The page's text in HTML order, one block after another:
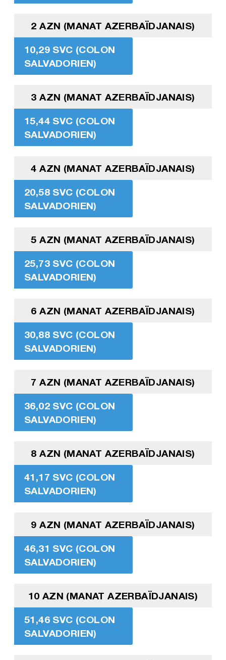
2 AZN (MANAT AZERBAÏDJANAIS)
10,29 SVC (COLON
SALVADORIEN)
3 AZN (MANAT AZERBAÏDJANAIS)
15,44 SVC (COLON
SALVADORIEN)
4 AZN (MANAT AZERBAÏDJANAIS)
20,58 SVC (COLON
SALVADORIEN)
5 AZN (MANAT AZERBAÏDJANAIS)
25,73 SVC (COLON
SALVADORIEN)
6 AZN (MANAT AZERBAÏDJANAIS)
30,88 SVC (COLON
SALVADORIEN)
7 AZN (MANAT AZERBAÏDJANAIS)
36,02 SVC (COLON
SALVADORIEN)
8 AZN (MANAT AZERBAÏDJANAIS)
41,17 SVC (COLON
SALVADORIEN)
9 AZN (MANAT AZERBAÏDJANAIS)
46,31 SVC (COLON
SALVADORIEN)
10 AZN (MANAT AZERBAÏDJANAIS)
51,46 SVC (COLON
SALVADORIEN)